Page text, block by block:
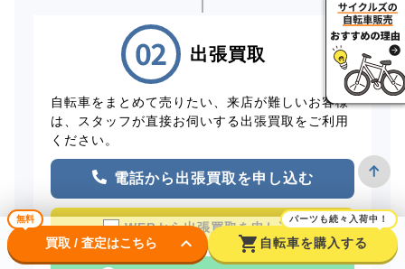
出張買取
自転車をまとめて売りたい、来店が難しいお客様
は、スタッフが直接お伺いする出張買取をご利用
ください。
電話から出張買取を申し込む
WEBから出張買取を申し込む
無料
買取 / 査定はこちら keyboard_arrow_down shopping_cart
パーツも続々入荷中！
自転車を購入する